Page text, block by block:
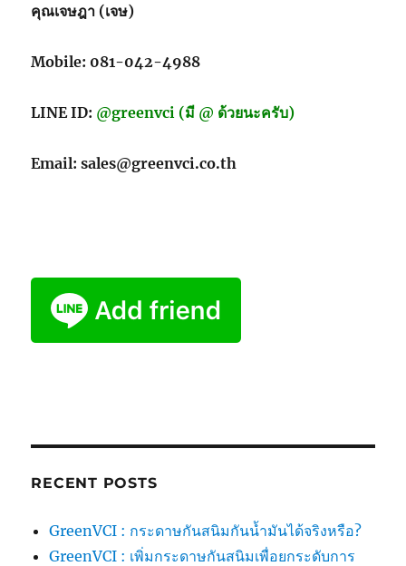
คุณเจษฎา (เจษ)
Mobile: 081-042-4988
LINE ID: @greenvci (มี @ ด้วยนะครับ)
Email: sales@greenvci.co.th
RECENT POSTS
GreenVCI : กระดาษกันสนิมกันน้ำมันได้จริงหรือ?
GreenVCI : เพิ่มกระดาษกันสนิมเพื่อยกระดับการ